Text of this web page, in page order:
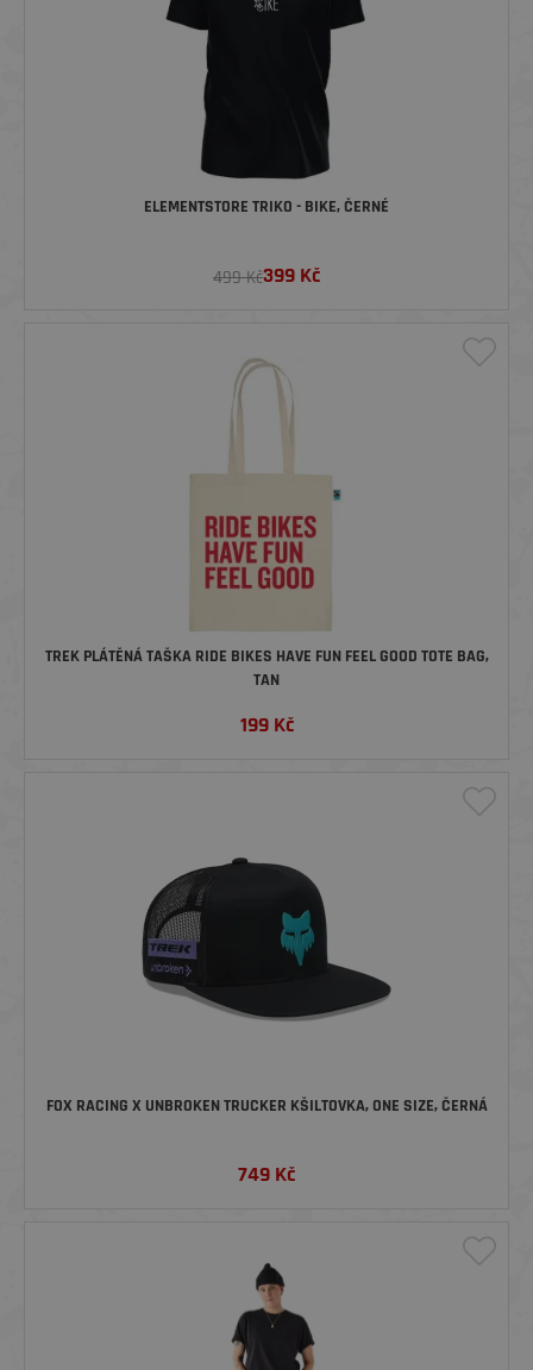
ELEMENTSTORE TRIKO - BIKE, ČERNÉ
499 Kč399 Kč
TREK PLÁTĚNÁ TAŠKA RIDE BIKES HAVE FUN FEEL GOOD TOTE BAG,
TAN
199Kč
FOX RACING X UNBROKEN TRUCKER KŠILTOVKA, ONE SIZE, ČERNÁ
749 Kč